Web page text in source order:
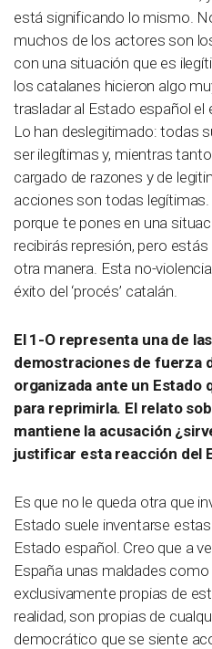
está significando lo mismo.
muchos de los actores son
con una situación que es
los catalanes hicieron algo
trasladar al Estado español el
Lo han deslegitimado: todas
ser ilegítimas y, mientras
cargado de razones y de
acciones son todas
porque te pones en una
recibirás represión, pero
otra manera. Esta no-
éxito del ‘procés’ catalán.
El 1-O representa una de
demostraciones de fuerza
organizada ante un Estado
para reprimirla. El relato
mantiene la acusación
justificar esta reacción del
Es que no le queda otra que
Estado suele inventarse
Estado español. Creo que a
España unas maldades
exclusivamente propias de
realidad, son propias de
democrático que se siente